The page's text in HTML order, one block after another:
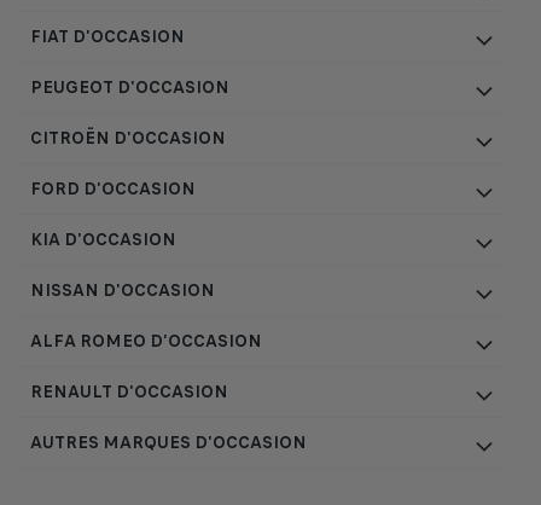
FIAT D'OCCASION
PEUGEOT D'OCCASION
CITROËN D'OCCASION
FORD D'OCCASION
KIA D'OCCASION
NISSAN D'OCCASION
ALFA ROMEO D'OCCASION
RENAULT D'OCCASION
AUTRES MARQUES D'OCCASION